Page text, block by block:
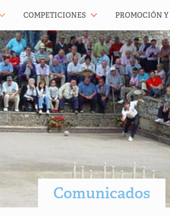
COMPETICIONES PROMOCIÓN
Comunicados